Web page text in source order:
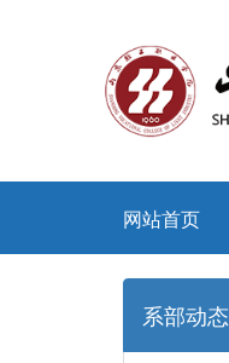
网站首页
系部动态